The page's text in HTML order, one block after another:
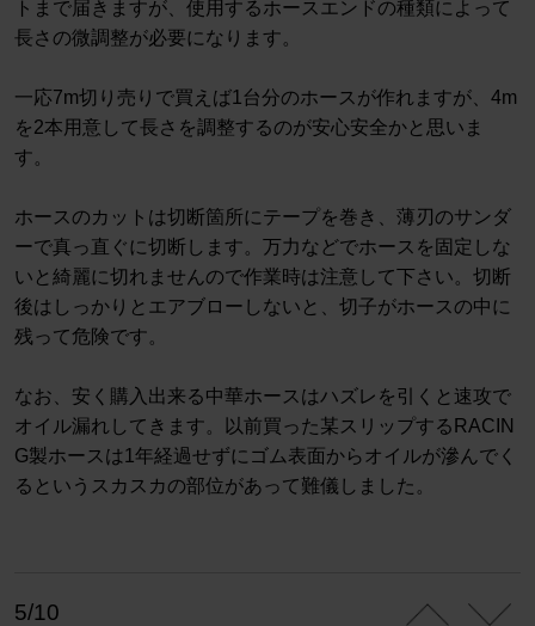
トまで届きますが、使用するホースエンドの種類によって
長さの微調整が必要になります。
一応7m切り売りで買えば1台分のホースが作れますが、4m
を2本用意して長さを調整するのが安心安全かと思いま
す。
ホースのカットは切断箇所にテープを巻き、薄刃のサンダ
ーで真っ直ぐに切断します。万力などでホースを固定しな
いと綺麗に切れませんので作業時は注意して下さい。切断
後はしっかりとエアブローしないと、切子がホースの中に
残って危険です。
なお、安く購入出来る中華ホースはハズレを引くと速攻で
オイル漏れしてきます。以前買った某スリップするRACIN
G製ホースは1年経過せずにゴム表面からオイルが滲んでく
るというスカスカの部位があって難儀しました。
5/10